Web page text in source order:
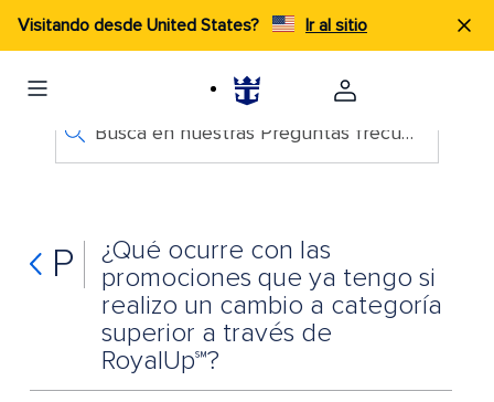
Visitando desde United States? Ir al sitio
Busca en nuestras Preguntas frecuentes
P
¿Qué ocurre con las
promociones que ya tengo si
realizo un cambio a categoría
superior a través de
RoyalUp℠?